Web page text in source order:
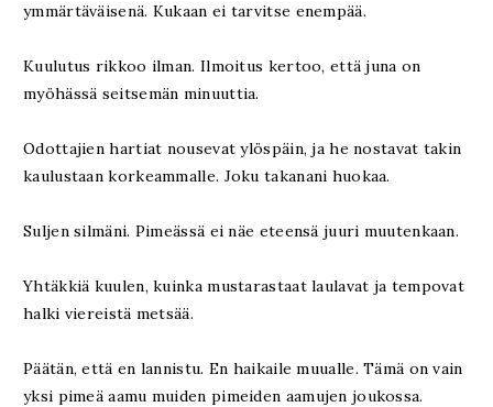
ymmärtäväisenä. Kukaan ei tarvitse enempää.
Kuulutus rikkoo ilman. Ilmoitus kertoo, että juna on
myöhässä seitsemän minuuttia.
Odottajien hartiat nousevat ylöspäin, ja he nostavat takin
kaulustaan korkeammalle. Joku takanani huokaa.
Suljen silmäni. Pimeässä ei näe eteensä juuri muutenkaan.
Yhtäkkiä kuulen, kuinka mustarastaat laulavat ja tempovat
halki viereistä metsää.
Päätän, että en lannistu. En haikaile muualle. Tämä on vain
yksi pimeä aamu muiden pimeiden aamujen joukossa.